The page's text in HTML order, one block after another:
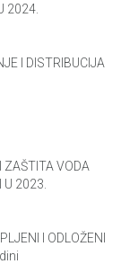
2024.
I DISTRIBUCIJA
ZAŠTITA VODA
2023.
I ODLOŽENI